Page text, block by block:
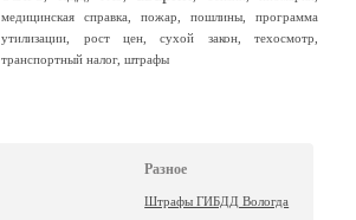
медицинская справка ,пожар ,пошлины
программа
утилизации
рост цен,сухой закон,техосмотр
транспортный налог,штрафы
Разное
Штрафы ГИБДД Вологда